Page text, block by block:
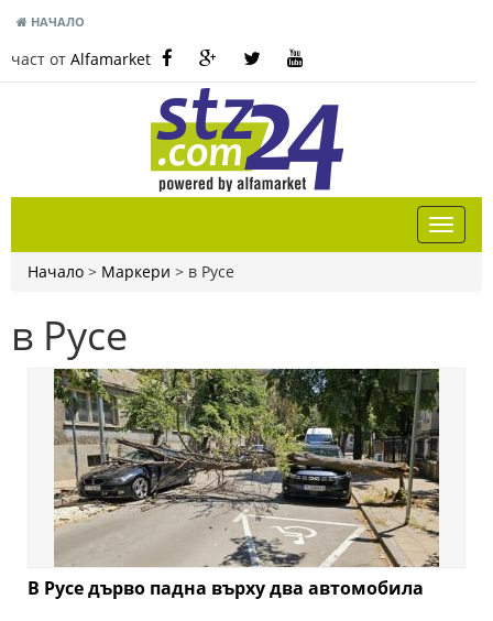
НАЧАЛО
част от Alfamarket
Начало > Маркери > в Русе
в Русе
В Русе дърво падна върху два автомобила